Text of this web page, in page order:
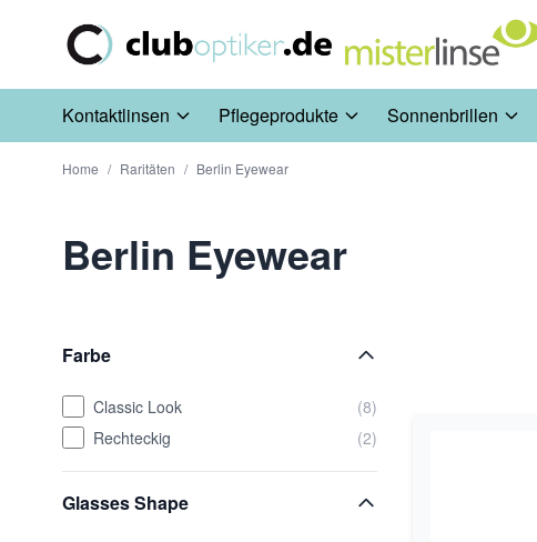
Kontaktlinsen Pflegeprodukte Sonnenbrillen
Home / Raritäten / Berlin Eyewear
Berlin Eyewear
Farbe
Classic Look
(8)
Rechteckig
(2)
Glasses Shape